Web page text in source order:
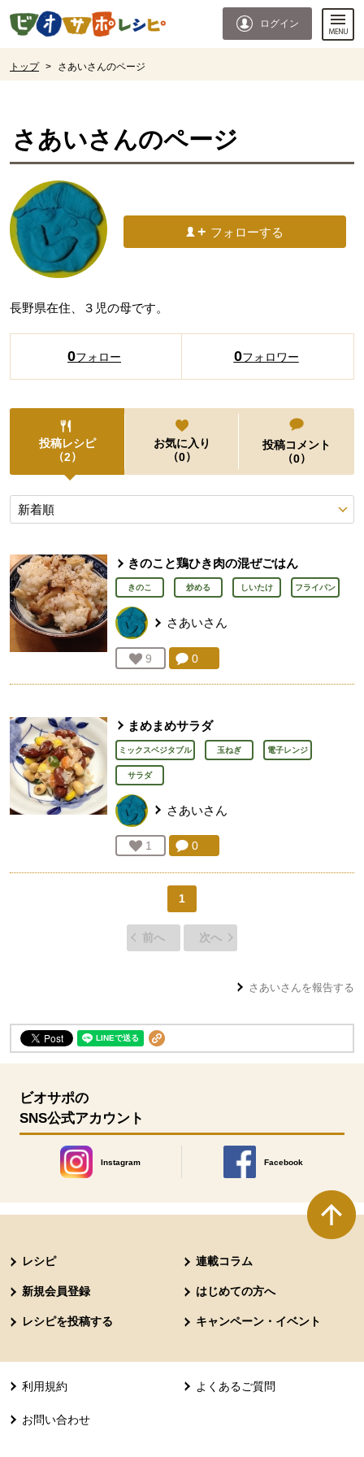
ページの先頭です。
ログイン
トップ > さあいさんのページ
さあいさんのページ
フォローする
長野県在住、３児の母です。
0フォロー 0フォロワー
投稿レシピ
（2）
お気に入り
（0）
投稿コメント
（0）
投稿レシピ
きのこと鶏ひき肉の混ぜごはん
きのこ 炒める しいたけ フライパン
さあいさん
お気に入り登録：
9 人が登録コメント：
0
まめまめサラダ
ミックスベジタブル 玉ねぎ 電子レンジ
サラダ
さあいさん
お気に入り登録：
1 人が登録コメント：
0
1
前へ 次へ
さあいさんを報告する
ビオサポの
SNS公式アカウント
Instagram
別のウィンドウで開きます。
Facebook
別のウィンドウで開きます
レシピ 連載コラム
新規会員登録 はじめての方へ
レシピを投稿する キャンペーン・イベント
利用規約 よくあるご質問
お問い合わせ